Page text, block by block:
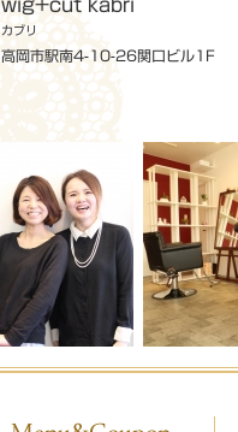
wig+cut kabri
カブリ
高岡市駅南4-10-26関口ビル1F